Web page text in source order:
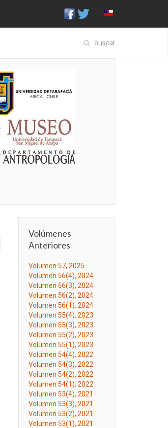
Volúmenes
Anteriores
Volumen 57, 2025
Volumen 56(4), 2024
Volumen 56(3), 2024
Volumen 56(2), 2024
Volumen 56(1), 2024
Volumen 55(4), 2023
Volumen 55(3), 2023
Volumen 55(2), 2023
Volumen 55(1), 2023
Volumen 54(4), 2022
Volumen 54(3), 2022
Volumen 54(2), 2022
Volumen 54(1), 2022
Volumen 53(4), 2021
Volumen 53(3), 2021
Volumen 53(2), 2021
Volumen 53(1), 2021